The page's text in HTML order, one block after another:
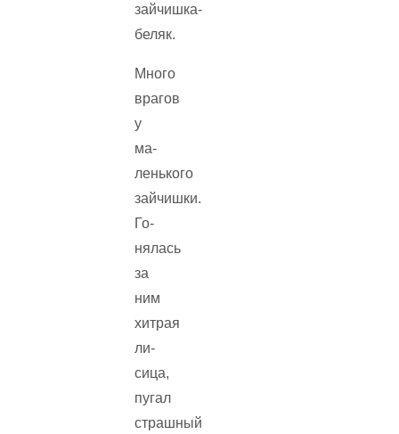
зайчишка-
беляк.
Много
врагов
у
ма­
ленького
зайчишки.
Го­
нялась
за
ним
хитрая
ли­
сица,
пугал
страшный